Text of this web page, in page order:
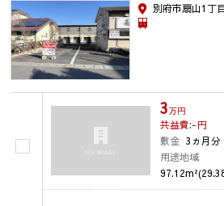
別府市扇山1丁目
3万円
共益費:-円
敷金 3ヵ月分
用途地域